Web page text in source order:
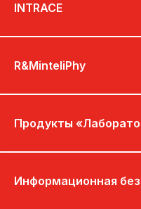
INTRACE
R&MinteliPhy
Продукты
Информационная